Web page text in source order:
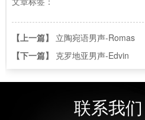
【上一篇】
立陶宛语男声-Romas
【下一篇】 克罗地亚男声-Edvin
联系我们